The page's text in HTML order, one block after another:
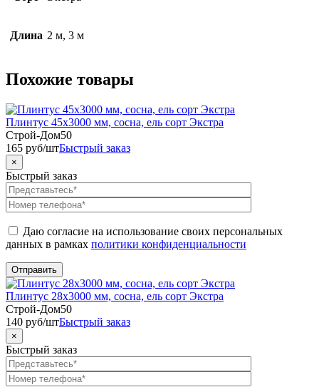
Длина 2 м, 3 м
Похожие товары
Плинтус 45х3000 мм, сосна, ель сорт Экстра
Строй-Дом50
165 руб/штБыстрый заказ
×
Быстрый заказ
Даю согласие на использование своих персональных
данных в рамках политики конфиденциальности
Плинтус 28х3000 мм, сосна, ель сорт Экстра
Строй-Дом50
140 руб/штБыстрый заказ
×
Быстрый заказ